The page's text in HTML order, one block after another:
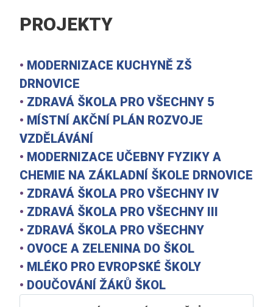
PROJEKTY
• MODERNIZACE KUCHYNĚ ZŠ
DRNOVICE
• ZDRAVÁ ŠKOLA PRO VŠECHNY 5
• MÍSTNÍ AKČNÍ PLÁN ROZVOJE
VZDĚLÁVÁNÍ
• MODERNIZACE UČEBNY FYZIKY A
CHEMIE NA ZÁKLADNÍ ŠKOLE DRNOVICE
• ZDRAVÁ ŠKOLA PRO VŠECHNY IV
• ZDRAVÁ ŠKOLA PRO VŠECHNY III
• ZDRAVÁ ŠKOLA PRO VŠECHNY
• OVOCE A ZELENINA DO ŠKOL
• MLÉKO PRO EVROPSKÉ ŠKOLY
• DOUČOVÁNÍ ŽÁKŮ ŠKOL